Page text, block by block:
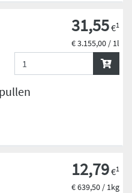
31,55€1
€ 3.155,00 / 1l
12,79€1
€ 639,50 / 1kg